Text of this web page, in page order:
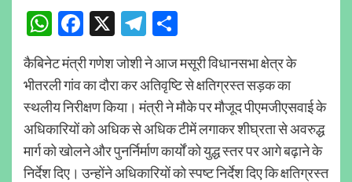
WhatsApp
Facebook
X Telegram
कैबिनेट मंत्री गणेश जोशी ने आज मसूरी विधानसभा क्षेत्र के
भीतरली गांव का दौरा कर अतिवृष्टि से क्षतिग्रस्त सड़क का
स्थलीय निरीक्षण किया। मंत्री ने मौके पर मौजूद पीएमजीएसवाई के
अधिकारियों को अधिक से अधिक टीमें लगाकर शीघ्रता से अवरुद्ध
मार्ग को खोलने और पुनर्निर्माण कार्यों को युद्ध स्तर पर आगे बढ़ाने के
निर्देश दिए। उन्होंने अधिकारियों को स्पष्ट निर्देश दिए कि क्षतिग्रस्त